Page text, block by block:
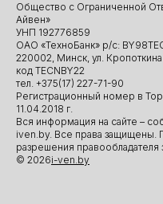
Общество с Ограниченной
Айвен»
УНП 192776859
ОАО «ТехноБанк» р/с:
220002, Минск, ул.
код TECNBY22
тел. +375(17) 227-71-90
Регистрационный номер в
11.04.2018 г.
Вся информация на сайте –
iven.by. Все права защищены.
разрешения правообладателя
© 2026i-ven.by